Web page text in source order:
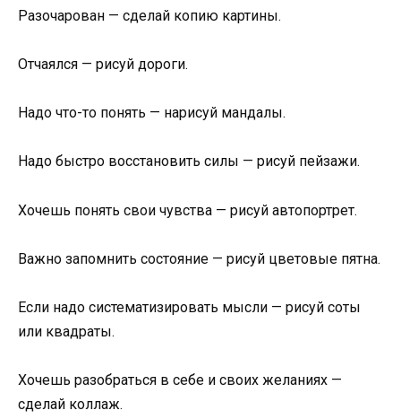
Разочарован — сделай копию картины.
Отчаялся — рисуй дороги.
Надо что-то понять — нарисуй мандалы.
Надо быстро восстановить силы — рисуй пейзажи.
Хочешь понять свои чувства — рисуй автопортрет.
Важно запомнить состояние — рисуй цветовые пятна.
Если надо систематизировать мысли — рисуй соты
или квадраты.
Хочешь разобраться в себе и своих желаниях —
сделай коллаж.